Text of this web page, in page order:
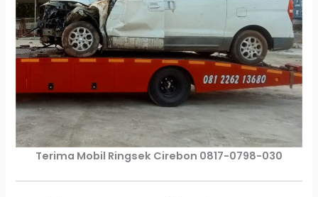
Terima Mobil Ringsek Cirebon 0817-0798-030